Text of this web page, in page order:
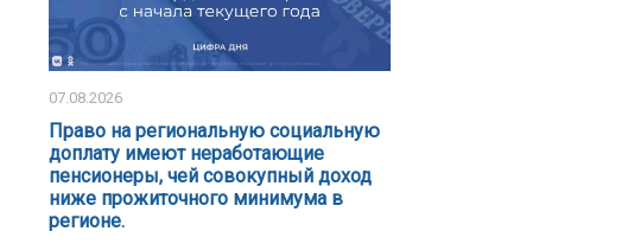
07.08.2026
Право на региональную социальную
доплату имеют неработающие
пенсионеры, чей совокупный доход
ниже прожиточного минимума в
регионе.